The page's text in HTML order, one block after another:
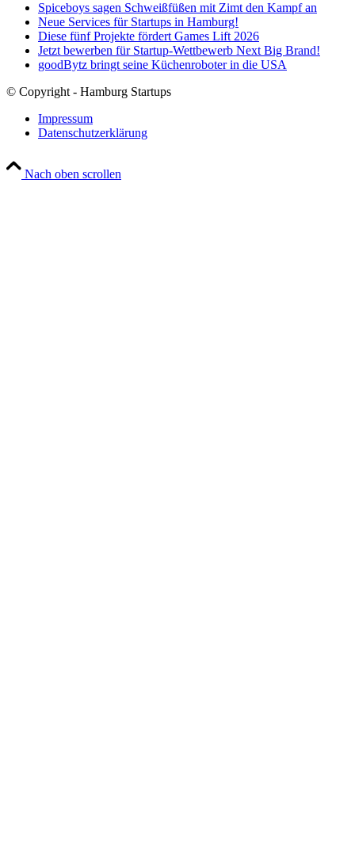
Spiceboys sagen Schweißfüßen mit Zimt den Kampf an
Neue Services für Startups in Hamburg!
Diese fünf Projekte fördert Games Lift 2026
Jetzt bewerben für Startup-Wettbewerb Next Big Brand!
goodBytz bringt seine Küchenroboter in die USA
© Copyright - Hamburg Startups
Impressum
Datenschutzerklärung
Nach oben scrollen